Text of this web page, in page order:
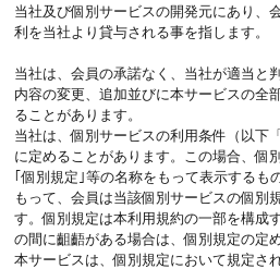
当社及び個別サービスの開発元にあり、
利を当社より貸与される事を指します。
当社は、会員の承諾なく、当社が適当と
内容の変更、追加並びに本サービスの全
ることがあります。
当社は、個別サービスの利用条件（以下
に定めることがあります。この場合、個
｢個別規定｣等の名称をもって表示するも
もって、会員は当該個別サービスの個別
す。個別規定は本利用規約の一部を構成
の間に齟齬がある場合は、個別規定の定
本サービスは、個別規定において規定さ